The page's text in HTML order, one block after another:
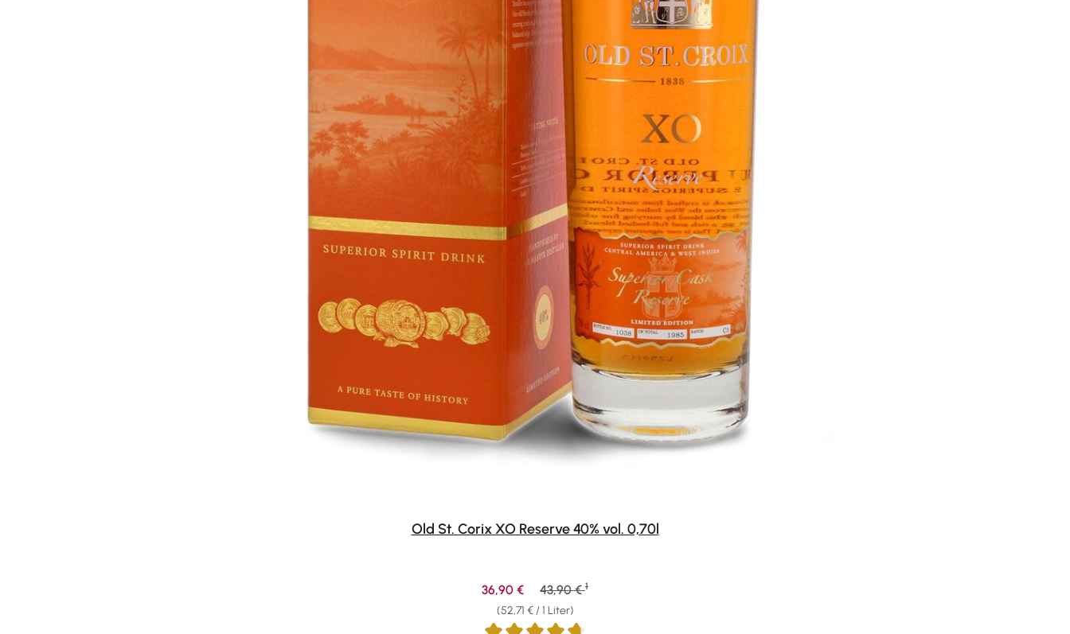
Old St. Corix XO Reserve 40% vol. 0,70l
(52,71 € / 1 Liter)
Verkaufspreis:
36,90 € Regulärer Preis:
43,90 € 1